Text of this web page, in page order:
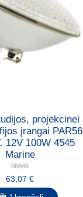
projekcinei
įrangai PAR56
12V 100W 4545
Marine
56846
63,07 €